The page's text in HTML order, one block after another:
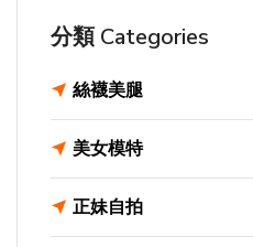
分類 Categories
絲襪美腿
美女模特
正妹自拍